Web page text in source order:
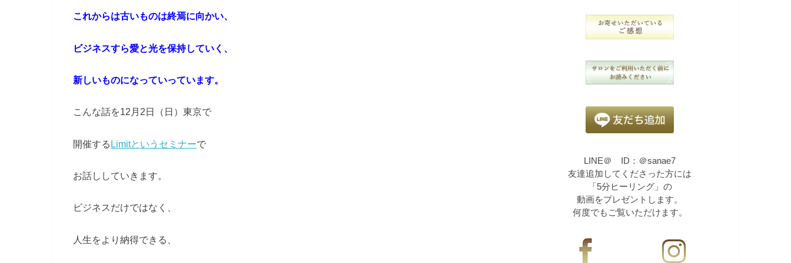
これからは古いものは終焉に向かい、
ビジネスすら愛と光を保持していく、
新しいものになっていっています。
こんな話を12月2日（日）東京で
開催するLimitというセミナーで
お話ししていきます。
ビジネスだけではなく、
人生をより納得できる、
LINE＠ ID：＠sanae7
友達追加してくださった方には
「5分ヒーリング」の
動画をプレゼントします。
何度でもご覧いただけます。